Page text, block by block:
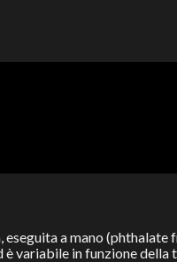
a mano (phthalate
variabile in funzione della